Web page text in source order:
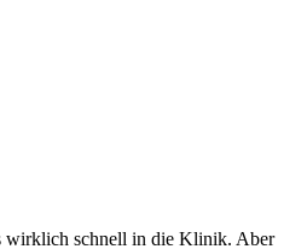
wirklich schnell in die Klinik. Aber